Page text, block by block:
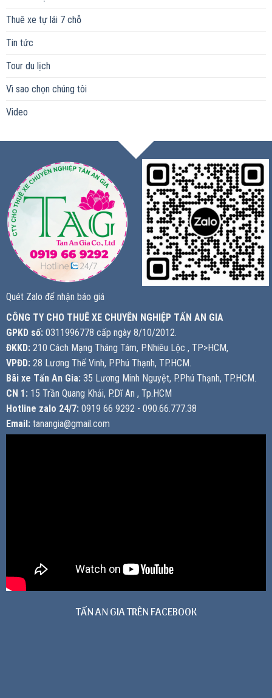
Thuê xe tự lái 7 chỗ
Tin tức
Tour du lịch
Vì sao chọn chúng tôi
Video
Quét Zalo để nhận báo giá
CÔNG TY CHO THUÊ XE CHUYÊN NGHIỆP TẤN AN GIA
GPKD số: 0311996778 cấp ngày 8/10/2012.
ĐKKD: 210 Cách Mạng Tháng Tám, P.Nhiêu Lộc , TP>HCM,
VPĐD: 28 Lương Thế Vinh, P.Phú Thạnh, TP.HCM.
Bãi xe Tấn An Gia: 35 Lương Minh Nguyệt, P.Phú Thạnh, TP.HCM.
CN 1: 15 Trần Quang Khải, P.Dĩ An , Tp.HCM
Hotline zalo 24/7: 0919 66 9292 - 090.66.777.38
Email: tanangia@gmail.com
TẤN AN GIA TRÊN FACEBOOK